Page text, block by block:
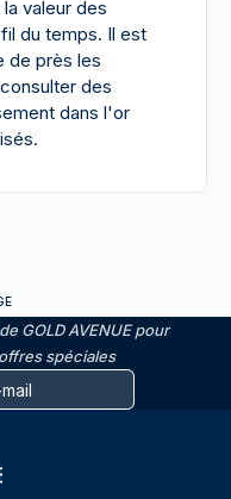
valeur des
du temps. Il est
de près les
des
dans l'or
GOLD AVENUE pour
spéciales